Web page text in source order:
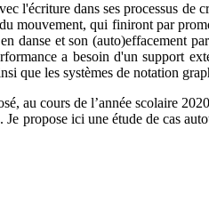
l'écriture dans ses processus de
mouvement, qui finiront par
et son (auto)effacement
a besoin d'un support
que les systèmes de notation
au cours de l’année scolaire
propose ici une étude de cas